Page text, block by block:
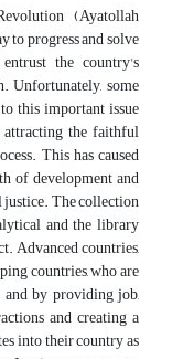
(Ayatollah
to progress and solve
the country's
Unfortunately, some
this important issue
attracting the faithful
This has caused
of development and
justice. The collection
and the library
Advanced countries,
countries, who are
by providing job,
and creating a
into their country as